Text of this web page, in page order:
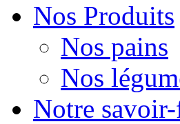
Nos Produits
Nos pains
Nos
Notre